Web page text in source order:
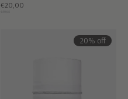
€20,00
€49,95
20% off